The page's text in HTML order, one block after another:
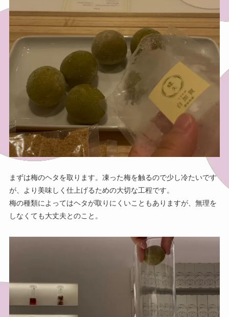
まずは梅のヘタを取ります。凍った梅を触るので少し冷たいです
が、より美味しく仕上げるための大切な工程です。
梅の種類によってはヘタが取りにくいこともありますが、無理を
しなくても大丈夫とのこと。